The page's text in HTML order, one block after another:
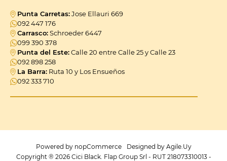
Punta Carretas:Jose Ellauri 669
092 447 176
Carrasco:Schroeder 6447
099 390 378
Punta del Este:Calle 20 entre Calle 25 y Calle 23
092 898 258
La Barra: Ruta 10 y Los Ensueños
092 333 710
Powered by nopCommerce Designed by Agile.Uy
Copyright ® 2026 Cici Black. Flap Group Srl - RUT 218073310013 -